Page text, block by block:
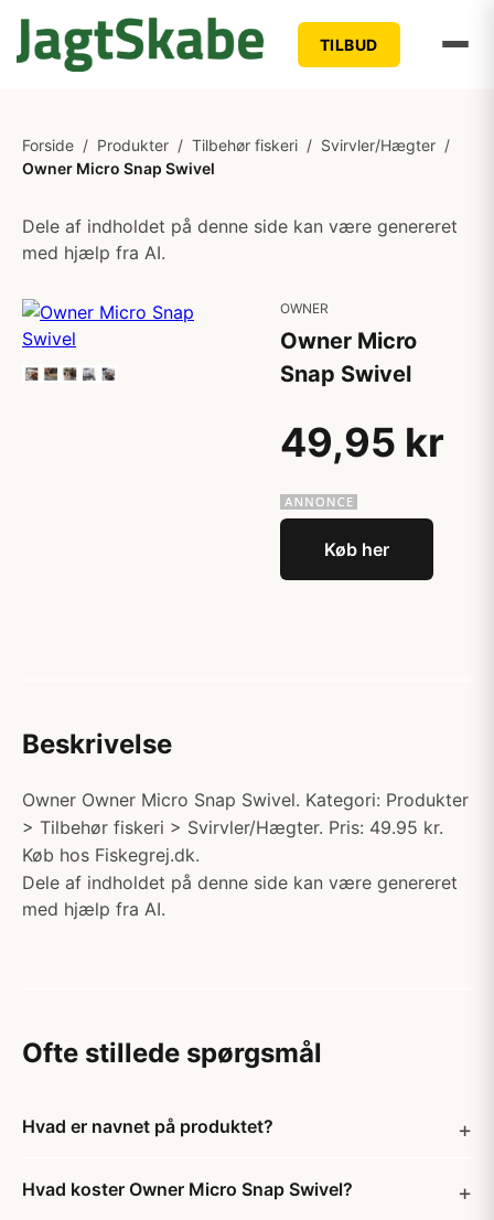
TILBUD
Forside / Produkter / Tilbehør fiskeri / Svirvler/Hægter /
Owner Micro Snap Swivel
Dele af indholdet på denne side kan være genereret
med hjælp fra AI.
OWNER
Owner Micro
Snap Swivel
49,95 kr
Køb her
Beskrivelse
Owner Owner Micro Snap Swivel. Kategori: Produkter
> Tilbehør fiskeri > Svirvler/Hægter. Pris: 49.95 kr.
Køb hos Fiskegrej.dk.
Dele af indholdet på denne side kan være genereret
med hjælp fra AI.
Ofte stillede spørgsmål
Hvad er navnet på produktet?
Hvad koster Owner Micro Snap Swivel?